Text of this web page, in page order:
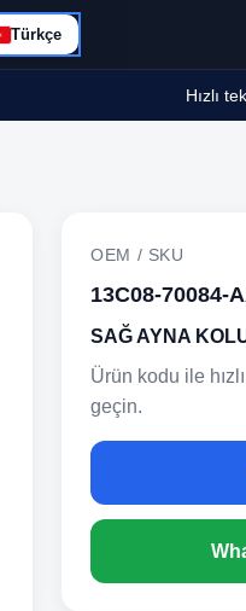
Türkçe
Hızlı
OEM / SKU
13C08-70084-
SAĞ AYNA
Ürün kodu ile
geçin.